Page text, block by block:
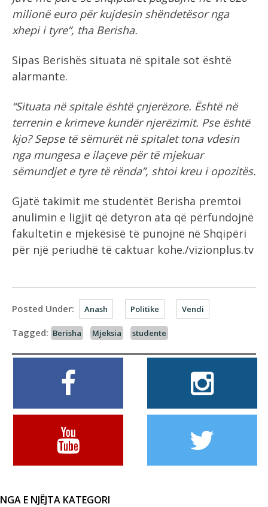
milionë euro për kujdesin shëndetësor nga
xhepi i tyre”, tha Berisha.
Sipas Berishës situata në spitale sot është
alarmante.
“Situata në spitale është çnjerëzore. Është në
terrenin e krimeve kundër njerëzimit. Pse është
kjo? Sepse të sëmurët në spitalet tona vdesin
nga mungesa e ilaçeve për të mjekuar
sëmundjet e tyre të rënda”, shtoi kreu i opozitës.
Gjatë takimit me studentët Berisha premtoi
anulimin e ligjit që detyron ata që përfundojnë
fakultetin e mjekësisë të punojnë në Shqipëri
për një periudhë të caktuar kohe./vizionplus.tv
Posted Under: Anash Politike Vendi
Tagged: Berisha Mjeksia studente
NGA E NJËJTA KATEGORI